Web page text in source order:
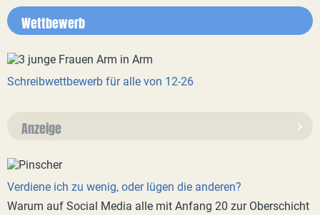
Wettbewerb
Schreibwettbewerb für alle von 12-26
Anzeige
Verdiene ich zu wenig, oder lügen die anderen?
Warum auf Social Media alle mit Anfang 20 zur Oberschicht